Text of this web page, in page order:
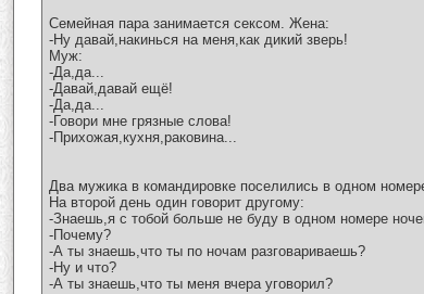
Семейная пара занимается сексом. Жена:
-Ну давай,накинься на меня,как дикий зверь!
Муж:
-Да,да...
-Давай,давай ещё!
-Да,да...
-Говори мне грязные слова!
-Прихожая,кухня,раковина...
Два мужика в командировке поселились в одном
На второй день один говорит другому:
-Знаешь,я с тобой больше не буду в одном номере
-Почему?
-А ты знаешь,что ты по ночам разговариваешь?
-Ну и что?
-А ты знаешь,что ты меня вчера уговорил?